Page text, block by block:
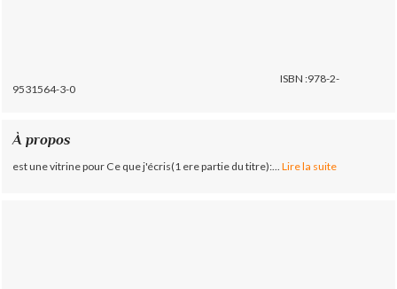
ISBN :978-2-
9531564-3-0
À propos
est une vitrine pour Ce que j'écris(1 ere partie du titre):... Lire la suite